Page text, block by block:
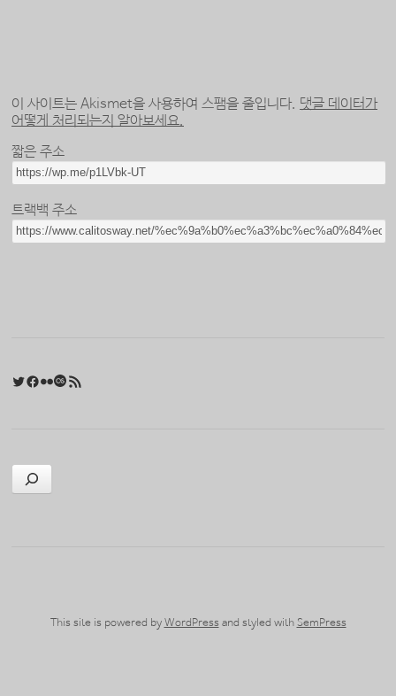
이 사이트는 Akismet을 사용하여 스팸을 줄입니다. 댓글 데이터가
어떻게 처리되는지 알아보세요.
짧은 주소
트랙백 주소
Twitter
Facebook
FlickrLast.fm
검색
This site is powered by WordPress and styled with SemPress